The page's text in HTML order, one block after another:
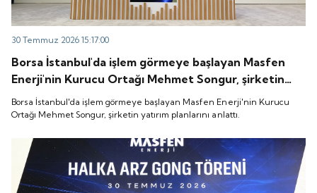
30 Temmuz 2026 15:17:00
Borsa İstanbul'da işlem görmeye başlayan Masfen
Enerji'nin Kurucu Ortağı Mehmet Songur, şirketin
yatırım planlarını anlattı.
Borsa İstanbul'da işlem görmeye başlayan Masfen Enerji'nin Kurucu
Ortağı Mehmet Songur, şirketin yatırım planlarını anlattı.